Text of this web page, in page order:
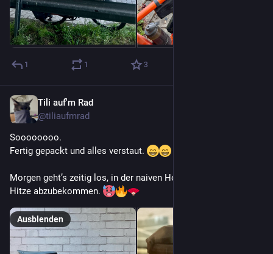
1 1 3
Tili auf'm Rad
@tiliaufmrad
Soooooooo.
Fertig gepackt und alles verstaut.
Morgen geht’s zeitig los, in der naiven Hoffnung dann weniger
Hitze abzubekommen.
Ausblenden